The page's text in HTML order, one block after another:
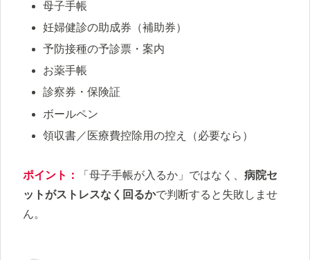
母子手帳
妊婦健診の助成券（補助券）
予防接種の予診票・案内
お薬手帳
診察券・保険証
ボールペン
領収書／医療費控除用の控え（必要なら）
ポイント： 「母子手帳が入るか」ではなく、 病院セ
ットがストレスなく回るかで判断すると失敗しませ
ん。